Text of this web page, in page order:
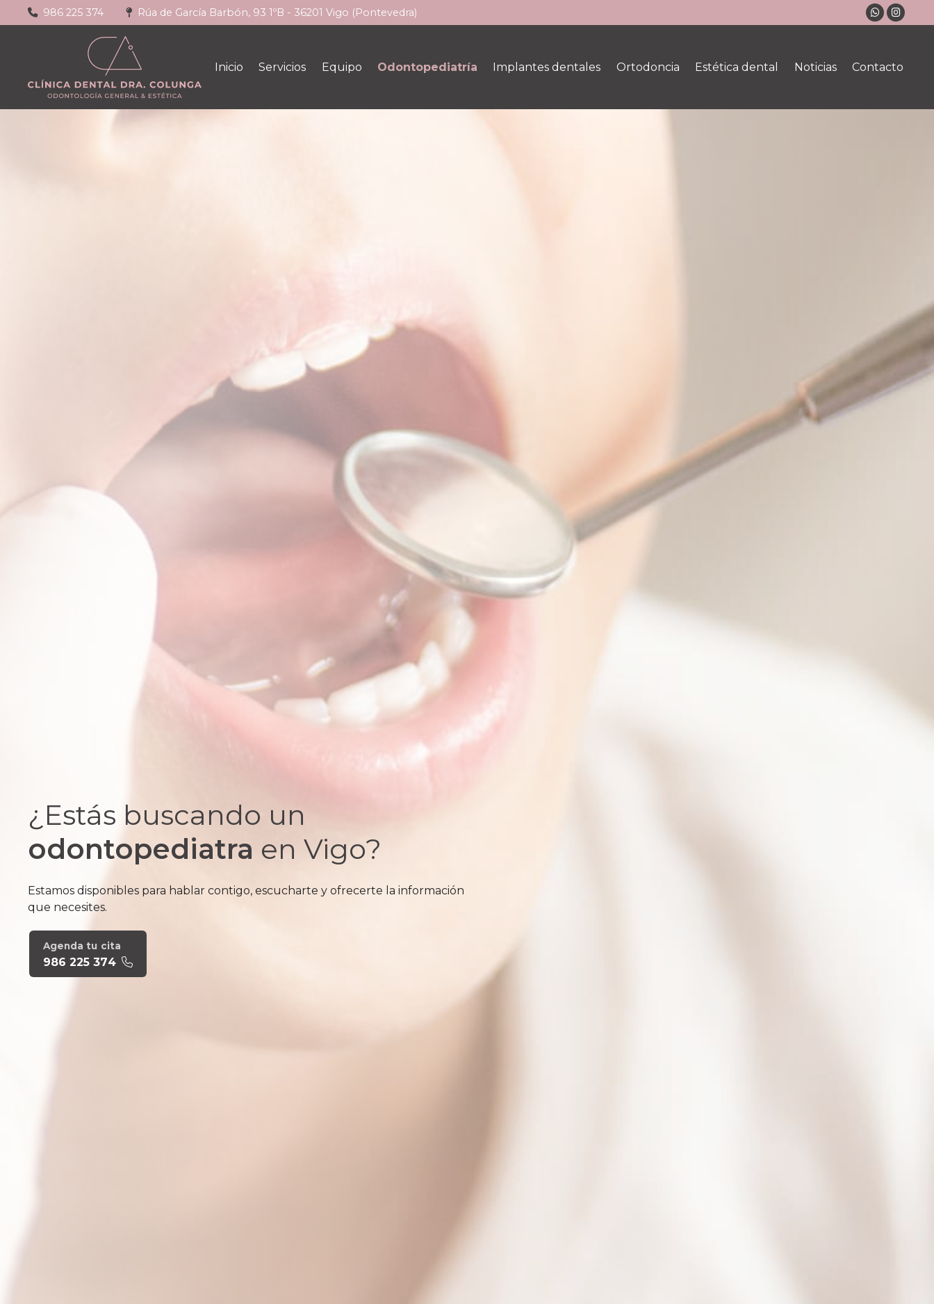
986 225 374 Rúa de García Barbón, 93 1ºB - 36201 Vigo (Pontevedra)
Inicio Servicios Equipo Odontopediatría Implantes dentales Ortodoncia Estética dental Noticias Contacto
¿Estás buscando un
odontopediatra en Vigo?
Estamos disponibles para hablar contigo, escucharte y ofrecerte la información
que necesites.
Agenda tu cita
986 225 374